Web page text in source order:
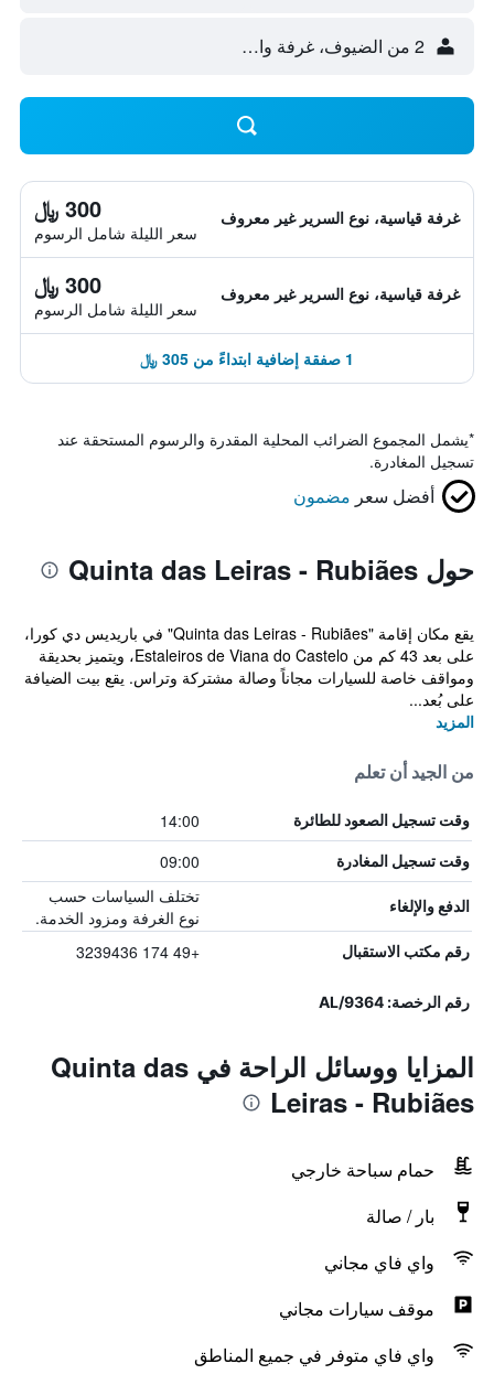
2 من الضيوف، غرفة واحدة
غرفة قياسية، نوع السرير غير معروف 300 ﷼
سعر الليلة شامل الرسوم
غرفة قياسية، نوع السرير غير معروف 300 ﷼
سعر الليلة شامل الرسوم
1 صفقة إضافية ابتداءً من 305 ﷼
*يشمل المجموع الضرائب المحلية المقدرة والرسوم المستحقة عند
تسجيل المغادرة.
أفضل سعر مضمون
حول Quinta das Leiras - Rubiães
يقع مكان إقامة "Quinta das Leiras - Rubiães" في باريديس دي كورا،
على بعد 43 كم من Estaleiros de Viana do Castelo، ويتميز بحديقة
ومواقف خاصة للسيارات مجاناً وصالة مشتركة وتراس. يقع بيت الضيافة
على بُعد...
المزيد
من الجيد أن تعلم
وقت تسجيل الصعود للطائرة 14:00
وقت تسجيل المغادرة 09:00
الدفع والإلغاء
تختلف السياسات حسب
نوع الغرفة ومزود الخدمة.
رقم مكتب الاستقبال +49 174 3239436
رقم الرخصة: 9364/AL
المزايا ووسائل الراحة في Quinta das
Leiras - Rubiães
حمام سباحة خارجي
بار / صالة
واي فاي مجاني
موقف سيارات مجاني
واي فاي متوفر في جميع المناطق